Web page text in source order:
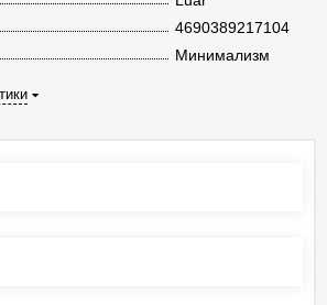
4690389217104
Минимализм